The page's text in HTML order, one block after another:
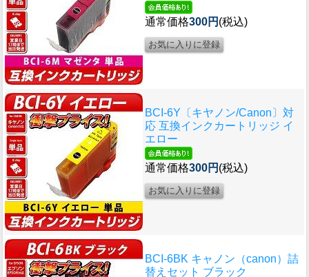
通常価格300円 (税込)
BCI-6Y〔キヤノン/Canon〕対
応 互換インクカートリッジ イ
エロー
通常価格300円 (税込)
BCI-6BK キャノン（canon）詰
替えセット ブラック